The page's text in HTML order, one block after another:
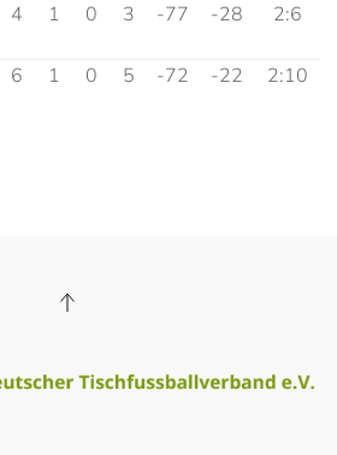
4 1 0 3 -77 -28 2:6
6 1 0 5 -72 -22
2:10